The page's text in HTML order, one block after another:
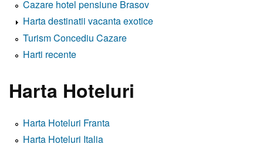
Cazare hotel pensiune Brasov
Harta destinatii vacanta exotice
Turism Concediu Cazare
Harti recente
Harta Hoteluri
Harta Hoteluri Franta
Harta Hoteluri Italia